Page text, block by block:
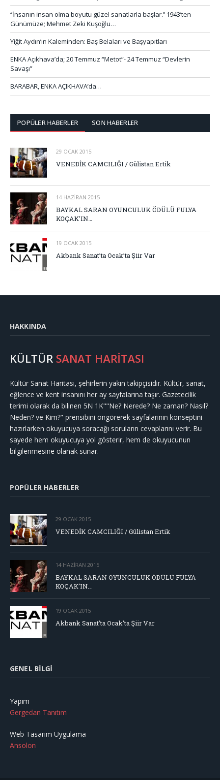
‘’İnsanın insan olma boyutu güzel sanatlarla başlar.’’ 1943’ten
Günümüze; Mehmet Zeki Kuşoğlu…
Yiğit Aydın’ın Kaleminden: Baş Belaları ve Başyapıtları
ENKA Açıkhava’da; 20 Temmuz “Metot”- 24 Temmuz “Devlerin
Savaşı”
BARABAR, ENKA AÇIKHAVA’da…
POPÜLER HABERLER SON HABERLER
29 OCAK 2015
VENEDİK CAMCILIĞI / Gülistan Ertik
14 HAZIRAN 2015
BAYKAL SARAN OYUNCULUK ÖDÜLÜ FULYA
KOÇAK’IN…
19 OCAK 2015
Akbank Sanat’ta Ocak’ta Şiir Var
HAKKINDA
KÜLTÜR SANAT HARİTASI
Kültür Sanat Haritası, şehirlerin yakın takipçisidir. Kültür, sanat,
eğlence ve kent insanını her ay sayfalarına taşır. Gazetecilik
terimi olarak da bilinen 5N 1K""Ne? Nerede? Ne zaman? Nasıl?
Neden? ve Kim?" prensibini öngörerek sayfalarının konseptini
hazırlarken okuyucuya soracağı soruların cevaplarını verir. Bu
sayede hem okuyucuya yol gösterir, hem de okuyucunun
bilgilenmesine olanak sunar.
POPÜLER HABERLER
29 OCAK 2015
VENEDİK CAMCILIĞI / Gülistan Ertik
14 HAZIRAN 2015
BAYKAL SARAN OYUNCULUK ÖDÜLÜ FULYA
KOÇAK’IN…
19 OCAK 2015
Akbank Sanat’ta Ocak’ta Şiir Var
GENEL BILGI
Yapım
Gergedan Tanıtım
Web Tasarım Uygulama
Ansolon